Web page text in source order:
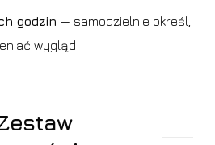
godzin — samodzielnie określ,
wygląd